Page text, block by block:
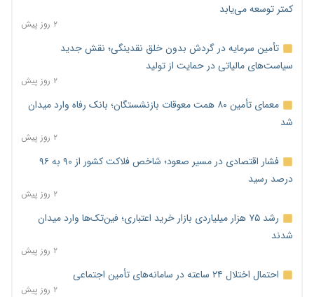
کمتر توسعه می‌یابد
۲ روز پیش
تأمین سرمایه در گردش بدون خلق نقدینگی؛ نقش جدید
سیاست‌های مالیاتی در حمایت از تولید
۲ روز پیش
معمای تأمین ۸۰ همت معوقات بازنشستگان؛ بانک رفاه وارد میدان
شد
۲ روز پیش
فشار اقتصادی در مسیر صعود؛ شاخص فلاکت کشور از ۹۰ به ۹۶
درصد رسید
۲ روز پیش
رشد ۷۵ هزار میلیاردی بازار خرید اعتباری؛ فین‌تک‌ها وارد میدان
شدند
۲ روز پیش
احتمال اختلال ۲۴ ساعته در سامانه‌های تأمین اجتماعی
۲ روز پیش